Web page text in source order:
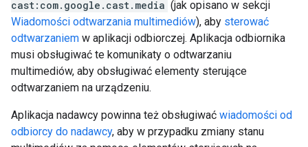
cast:com.google.cast.media (jak opisano w sekcji
Wiadomości odtwarzania multimediów), aby sterować
odtwarzaniem w aplikacji odbiorczej. Aplikacja odbiornika
musi obsługiwać te komunikaty o odtwarzaniu
multimediów, aby obsługiwać elementy sterujące
odtwarzaniem na urządzeniu.
Aplikacja nadawcy powinna też obsługiwać wiadomości od
odbiorcy do nadawcy, aby w przypadku zmiany stanu